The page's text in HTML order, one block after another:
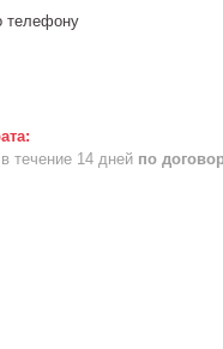
телефону
течение 14 дней по